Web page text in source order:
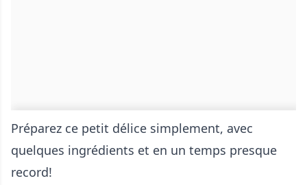
Préparez ce petit délice simplement, avec
quelques ingrédients et en un temps presque
record!